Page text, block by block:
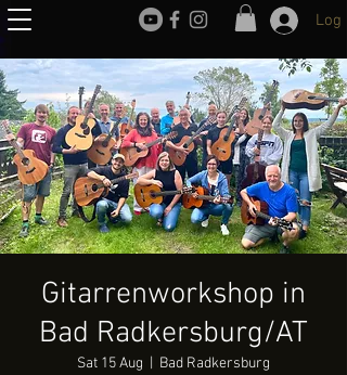
Log
Gitarrenworkshop in
Bad Radkersburg/AT
Sat 15 Aug Bad Radkersburg